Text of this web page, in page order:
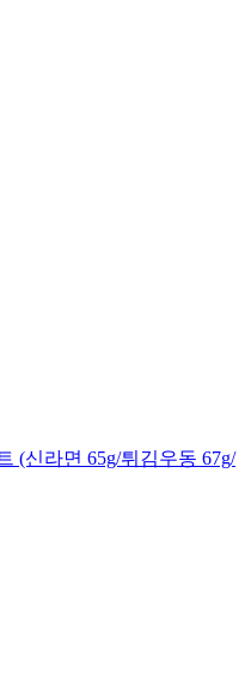
(신라면 65g/튀김우동 67g/